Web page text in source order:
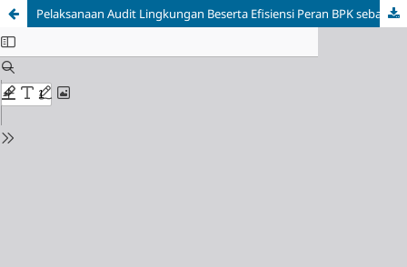
Pelaksanaan Audit Lingkungan Beserta Efisiensi Peran BPK sebagai Auditor Lingkungan pada Industri di Indonesia